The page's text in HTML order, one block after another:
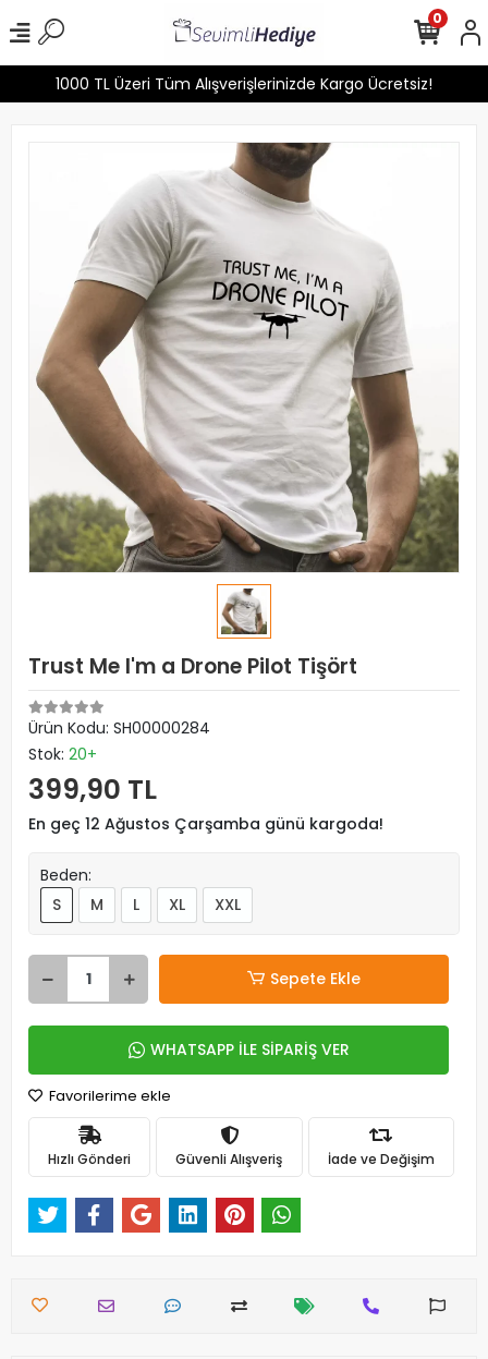
1000 TL Üzeri Tüm Alışverişlerinizde Kargo Ücretsiz!
0
Trust Me I'm a Drone Pilot Tişört
Ürün Kodu: SH00000284
Stok: 20+
399,90 TL
En geç 12 Ağustos Çarşamba günü kargoda!
Beden:
S
M L XL XXL
Sepete Ekle
WHATSAPP İLE SİPARİŞ VER
Favorilerime ekle
Hızlı Gönderi Güvenli Alışveriş İade ve Değişim